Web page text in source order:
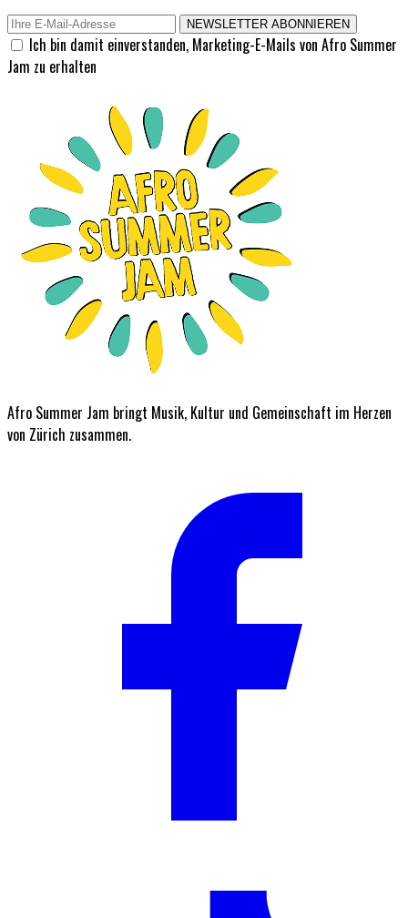
NEWSLETTER ABONNIEREN
Ich bin damit einverstanden, Marketing-E-Mails von Afro Summer
Jam zu erhalten
Afro Summer Jam bringt Musik, Kultur und Gemeinschaft im Herzen
von Zürich zusammen.